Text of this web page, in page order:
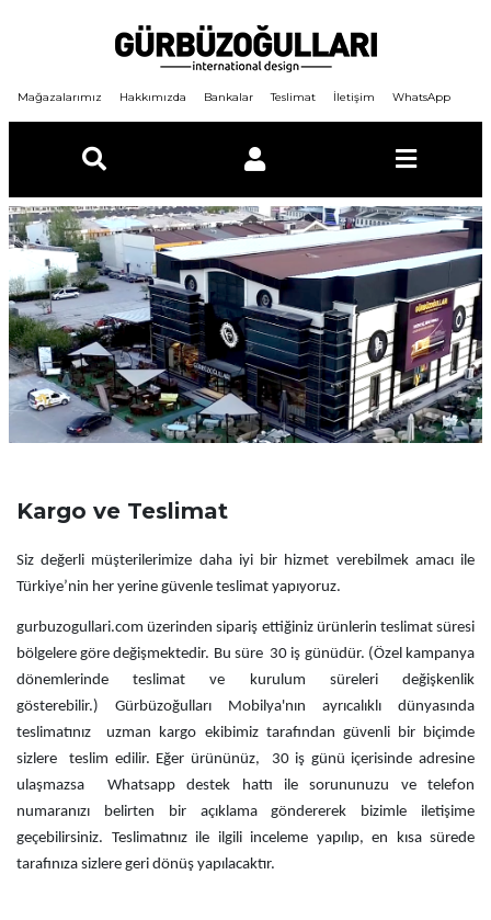
Mağazalarımız Hakkımızda Bankalar Teslimat İletişim WhatsApp
E-Posta
Şifre
GİRİŞ YAP
ÜYE OL
Kargo ve Teslimat
Siz değerli müşterilerimize daha iyi bir hizmet verebilmek amacı ile
Türkiye’nin her yerine güvenle teslimat yapıyoruz.
gurbuzogullari.com üzerinden sipariş ettiğiniz ürünlerin teslimat süresi
bölgelere göre değişmektedir. Bu süre 30 iş günüdür. (Özel kampanya
dönemlerinde teslimat ve kurulum süreleri değişkenlik
gösterebilir.) Gürbüzoğulları Mobilya'nın ayrıcalıklı dünyasında
teslimatınız uzman kargo ekibimiz tarafından güvenli bir biçimde
sizlere teslim edilir. Eğer ürününüz, 30 iş günü içerisinde adresine
ulaşmazsa Whatsapp destek hattı ile sorununuzu ve telefon
numaranızı belirten bir açıklama göndererek bizimle iletişime
geçebilirsiniz. Teslimatınız ile ilgili inceleme yapılıp, en kısa sürede
tarafınıza sizlere geri dönüş yapılacaktır.